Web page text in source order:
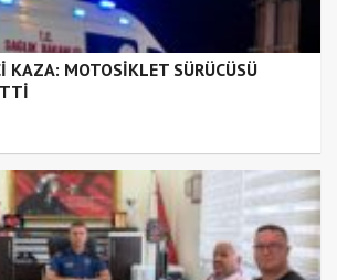
KAZA: MOTOSİKLET SÜRÜCÜSÜ